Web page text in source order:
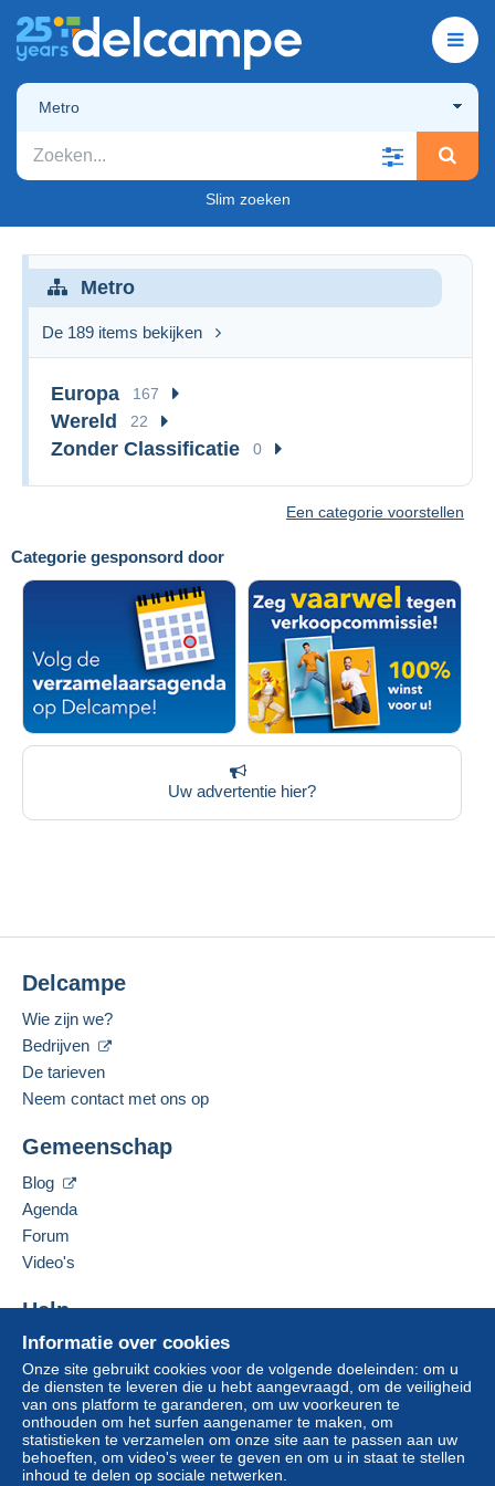
Metro
Slim zoeken
Categorie gesponsord door
Uw advertentie hier?
Metro
De 189 items bekijken
Europa 167
Wereld 22
Zonder Classificatie 0
Een categorie voorstellen
Informatie over cookies
Onze site gebruikt cookies voor de volgende doeleinden: om u
de diensten te leveren die u hebt aangevraagd, om de veiligheid
van ons platform te garanderen, om uw voorkeuren te
onthouden om het surfen aangenamer te maken, om
statistieken te verzamelen om onze site aan te passen aan uw
behoeften, om video's weer te geven en om u in staat te stellen
inhoud te delen op sociale netwerken.
Delcampe
Wie zijn we?
Bedrijven
De tarieven
Neem contact met ons op
Gemeenschap
Blog
Agenda
Forum
Video's
Help
Hulpcentrum
Kopen op Delcampe
Verkopen op Delcampe
Een beveiligde website